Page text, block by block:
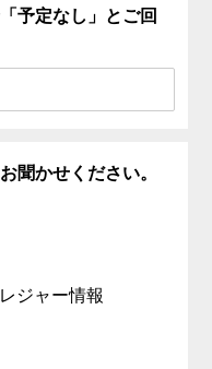
予定なし」とご回
聞かせください。
ジャー情報